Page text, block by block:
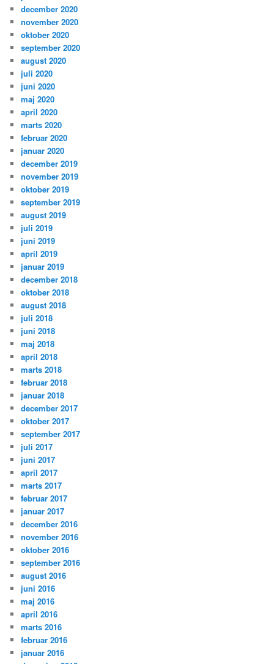
december 2020
november 2020
oktober 2020
september 2020
august 2020
juli 2020
juni 2020
maj 2020
april 2020
marts 2020
februar 2020
januar 2020
december 2019
november 2019
oktober 2019
september 2019
august 2019
juli 2019
juni 2019
april 2019
januar 2019
december 2018
oktober 2018
august 2018
juli 2018
juni 2018
maj 2018
april 2018
marts 2018
februar 2018
januar 2018
december 2017
oktober 2017
september 2017
juli 2017
juni 2017
april 2017
marts 2017
februar 2017
januar 2017
december 2016
november 2016
oktober 2016
september 2016
august 2016
juni 2016
maj 2016
april 2016
marts 2016
februar 2016
januar 2016